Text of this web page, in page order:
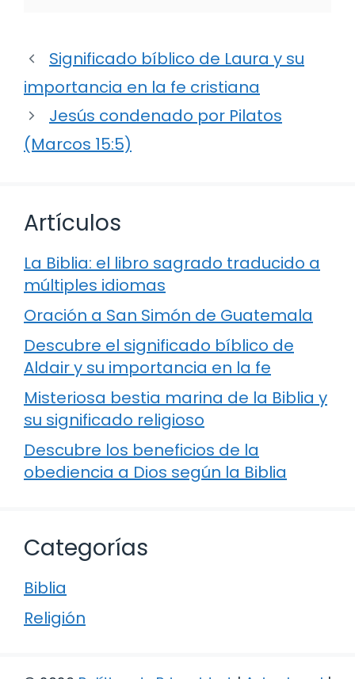
Significado bíblico de Laura y su
importancia en la fe cristiana
Jesús condenado por Pilatos
(Marcos 15:5)
Artículos
La Biblia: el libro sagrado traducido a
múltiples idiomas
Oración a San Simón de Guatemala
Descubre el significado bíblico de
Aldair y su importancia en la fe
Misteriosa bestia marina de la Biblia y
su significado religioso
Descubre los beneficios de la
obediencia a Dios según la Biblia
Categorías
Biblia
Religión